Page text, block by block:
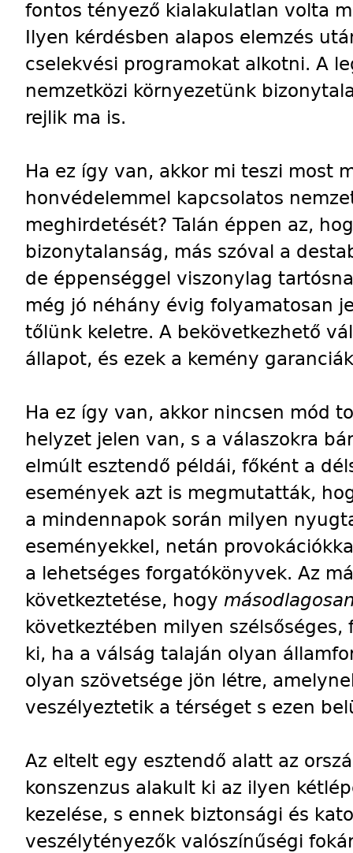
fontos tényező kialakulatlan volta
Ilyen kérdésben alapos elemzés
cselekvési programokat alkotni. A
nemzetközi környezetünk
rejlik ma is.
Ha ez így van, akkor mi teszi most
honvédelemmel kapcsolatos
meghirdetését? Talán éppen az,
bizonytalanság, más szóval a
de éppenséggel viszonylag
még jó néhány évig folyamatosan
tőlünk keletre. A bekövetkezhető
állapot, és ezek a kemény
Ha ez így van, akkor nincsen mód
helyzet jelen van, s a válaszokra
elmúlt esztendő példái, főként a
események azt is megmutatták,
a mindennapok során milyen
eseményekkel, netán
a lehetséges forgatókönyvek. Az
következtetése, hogy
következtében milyen
ki, ha a válság talaján olyan
olyan szövetsége jön létre,
veszélyeztetik a térséget s ezen
Az eltelt egy esztendő alatt az
konszenzus alakult ki az ilyen
kezelése, s ennek biztonsági és
veszélytényezők valószínűségi